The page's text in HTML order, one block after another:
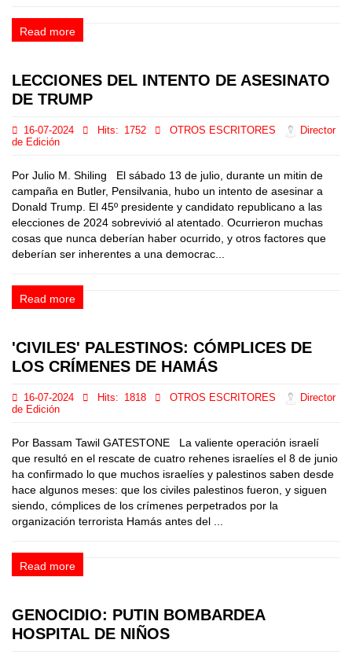
Read more
LECCIONES DEL INTENTO DE ASESINATO
DE TRUMP
16-07-2024 Hits: 1752 OTROS ESCRITORES
Director
de Edición
Por Julio M. Shiling El sábado 13 de julio, durante un mitin de
campaña en Butler, Pensilvania, hubo un intento de asesinar a
Donald Trump. El 45º presidente y candidato republicano a las
elecciones de 2024 sobrevivió al atentado. Ocurrieron muchas
cosas que nunca deberían haber ocurrido, y otros factores que
deberían ser inherentes a una democrac...
Read more
'CIVILES' PALESTINOS: CÓMPLICES DE
LOS CRÍMENES DE HAMÁS
16-07-2024 Hits: 1818 OTROS ESCRITORES
Director
de Edición
Por Bassam Tawil GATESTONE La valiente operación israelí
que resultó en el rescate de cuatro rehenes israelíes el 8 de junio
ha confirmado lo que muchos israelíes y palestinos saben desde
hace algunos meses: que los civiles palestinos fueron, y siguen
siendo, cómplices de los crímenes perpetrados por la
organización terrorista Hamás antes del ...
Read more
GENOCIDIO: PUTIN BOMBARDEA
HOSPITAL DE NIÑOS